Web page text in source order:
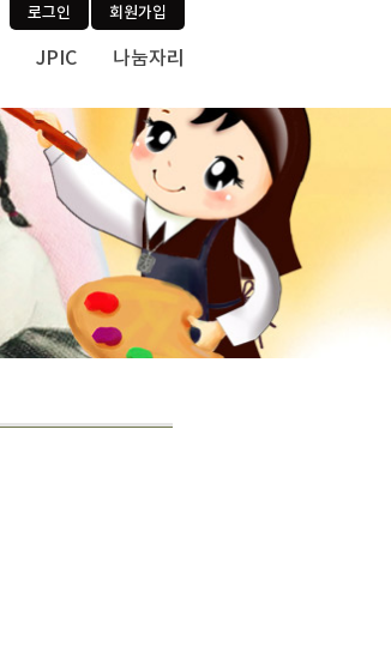
로그인 회원가입
JPIC 나눔자리